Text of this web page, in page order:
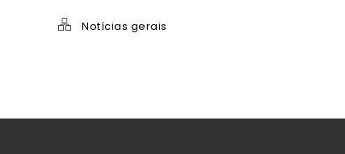
Notícias gerais